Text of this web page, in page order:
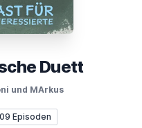
Duett
und MArkus
Episoden